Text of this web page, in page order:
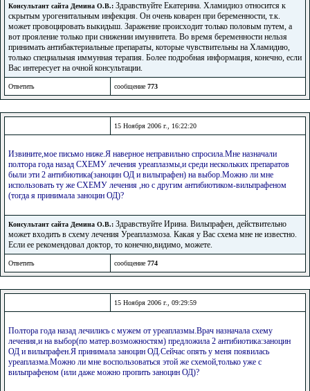
Консультант сайта Демина О.В.: Здравствуйте Екатерина. Хламидиоз относится к
скрытым урогенитальным инфекция. Он очень коварен при беременности, т.к.
может провоцировать выкидыш. Заражение происходит только половым путем, а
вот прояление только при снижении имуннитета. Во время беременности нельзя
принимать антибактериальные препараты, которые чувствительны на Хламидию,
только специальная иммунная терапия. Более подробная информация, конечно, если
Вас интересует на очной консультации.
Ответить сообщение 773
15 Ноября 2006 г., 16:22:20
Извините,мое письмо ниже.Я наверное неправильно спросила.Мне назначали
полтора года назад СХЕМУ лечения уреаплазмы,и среди нескольких препаратов
были эти 2 антибиотика(заноцин ОД и вильпрафен) на выбор.Можно ли мне
использовать ту же СХЕМУ лечения ,но с другим антибиотиком-вильпрафеном
(тогда я принимала заноцин ОД)?
Консультант сайта Демина О.В.: Здравствуйте Ирина. Вильпрафен, действительно
может входить в схему лечения Уреаплазмоза. Какая у Вас схема мне не известно.
Если ее рекомендовал доктор, то конечно,видимо, можете.
Ответить сообщение 774
15 Ноября 2006 г., 09:29:59
Полтора года назад лечились с мужем от уреаплазмы.Врач назначала схему
лечения,и на выбор(по матер.возможностям) предложила 2 антибиотика:заноцин
ОД и вильпрафен.Я принимала заноцин ОД.Сейчас опять у меня появилась
уреаплазма.Можно ли мне воспользоваться этой же схемой,только уже с
вильпрафеном (или даже можно пропить заноцин ОД)?